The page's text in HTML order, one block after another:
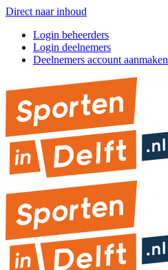
Direct naar inhoud
Login beheerders
Login deelnemers
Deelnemers account aanmaken